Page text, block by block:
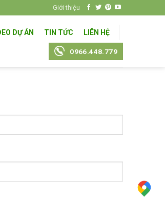
Giới thiệu
DỰ ÁN TIN TỨC LIÊN HỆ
0966.448.779